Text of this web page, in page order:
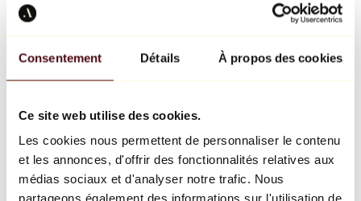
Consentement Détails À propos des cookies
Ce site web utilise des cookies.
Les cookies nous permettent de personnaliser le contenu
et les annonces, d'offrir des fonctionnalités relatives aux
médias sociaux et d'analyser notre trafic. Nous
partageons également des informations sur l'utilisation de
Richard Orlinski
Keith Haring
Jeff Koons
Jean-Michel Basquiat
Tous les designers
Œuvre de la semaine